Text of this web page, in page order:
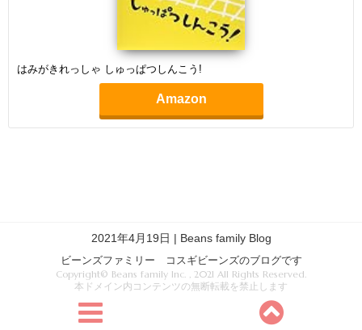
はみがきれっしゃ しゅっぱつしんこう!
Amazon
2021年4月19日 | Beans family Blog
ビーンズファミリー コスギビーンズのブログです
Copyright© Beans family Inc. , 2021 All Rights Reserved.
本ドメイン内コンテンツの無断転載を禁止します